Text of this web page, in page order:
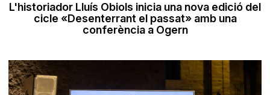
L'historiador Lluís Obiols inicia una nova edició del
cicle «Desenterrant el passat» amb una
conferència a Ogern